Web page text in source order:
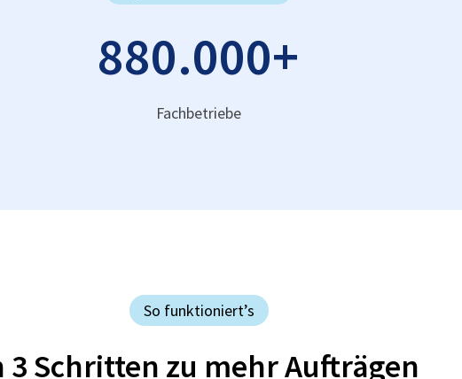
880.000+
Fachbetriebe
So funktioniert’s
3 Schritten zu mehr Aufträgen